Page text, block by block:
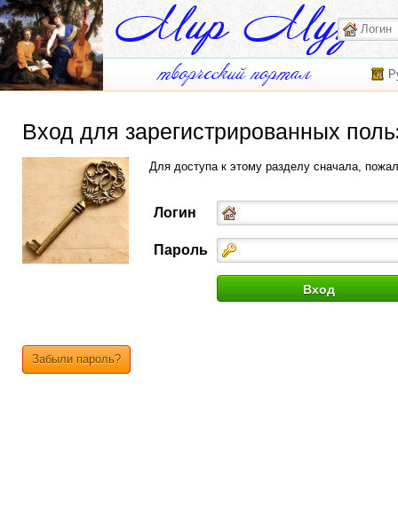
Вход для зарегистрированных
Для доступа к этому разделу сначала,
Логин
Пароль
Забыли пароль?